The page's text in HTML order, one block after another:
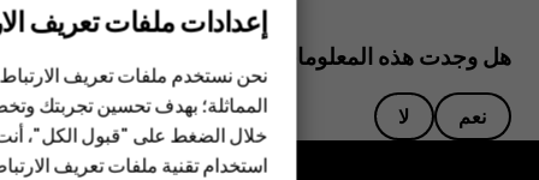
الهواتف الذكية
الهواتف المميزة
الأكسسوارات
هل وجدت هذه المعلومات مفيدة؟
نعم لا
إعدادات ملفات تعريف
نحن نستخدم ملفات تعريف
المماثلة؛ بهدف تحسين تجربتك
خلال الضغط على "قبول الكل"،
استخدام تقنية ملفات تعريف